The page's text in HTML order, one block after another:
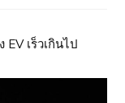
เร็วเกินไป